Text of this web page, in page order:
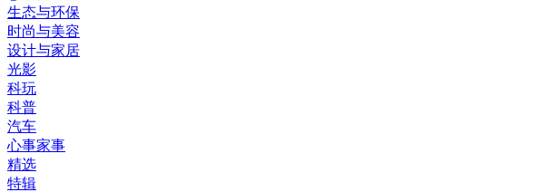
生态与环保
时尚与美容
设计与家居
光影
科玩
科普
汽车
心事家事
精选
特辑